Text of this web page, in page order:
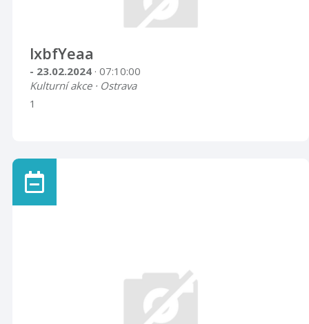
lxbfYeaa
- 23.02.2024 · 07:10:00
Kulturní akce · Ostrava
1